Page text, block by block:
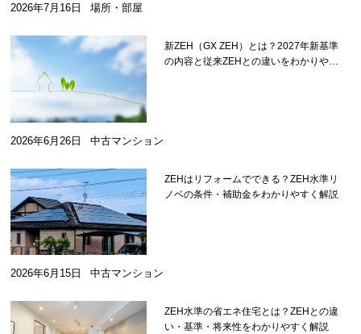
2026年7月16日 場所・部屋
新ZEH（GX ZEH）とは？2027年新基準
の内容と従来ZEHとの違いをわかりやす
2026年6月26日 中古マンション
ZEHはリフォームでできる？ZEH水準リ
ノベの条件・補助金をわかりやすく解説
2026年6月15日 中古マンション
ZEH水準の省エネ住宅とは？ZEHとの違
い・基準・将来性をわかりやすく解説